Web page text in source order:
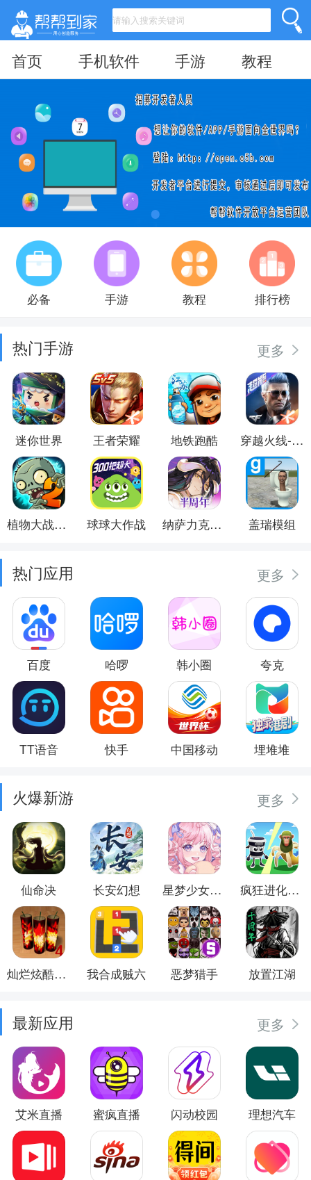
首页 手机软件 手游 教程
必备 手游 教程 排行榜
热门手游 更多
迷你世界 王者荣耀 地铁跑酷 穿越火线-枪战王者
植物大战僵尸2 球球大作战 纳萨力克之王 盖瑞模组
热门应用 更多
百度 哈啰 韩小圈 夸克
TT语音 快手 中国移动 埋堆堆
火爆新游 更多
仙命决 长安幻想 星梦少女换装 疯狂进化防卫战
灿烂炫酷模拟器 我合成贼六 恶梦猎手 放置江湖
最新应用 更多
艾米直播 蜜疯直播 闪动校园 理想汽车